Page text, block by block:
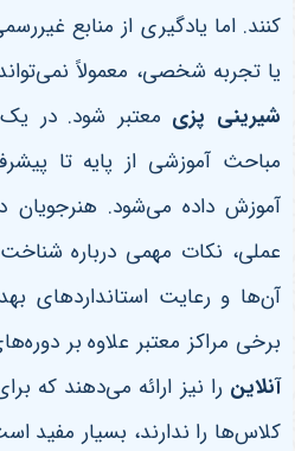
کنند. اما یادگیری از منابع
یا تجربه شخصی، معمولاً
شیرینی پزی معتبر شود.در یک
مباحث آموزشی از پایه تا
آموزش داده می‌شود. هنرجویان
عملی، نکات مهمی درباره
آن‌ها و رعایت استانداردهای
برخی مراکز معتبر علاوه بر
آنلاین را نیز ارائه می‌دهند که
کلاس‌ها را ندارند، بسیار مفید